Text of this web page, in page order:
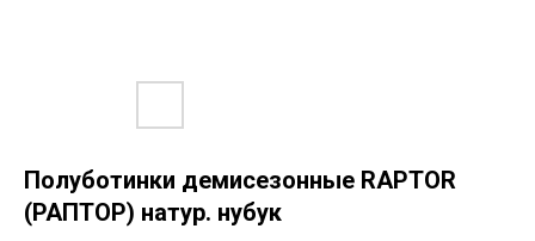
Полуботинки демисезонные RAPTOR
(РАПТОР) натур. нубук